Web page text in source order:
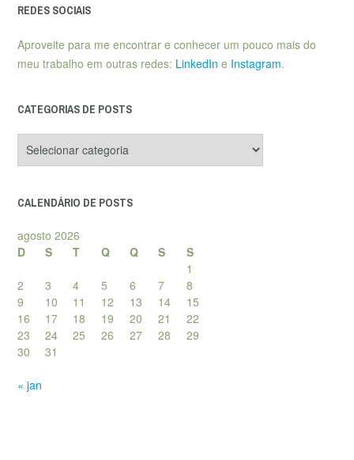
REDES SOCIAIS
Aproveite para me encontrar e conhecer um pouco mais do
meu trabalho em outras redes: LinkedIn e Instagram.
CATEGORIAS DE POSTS
de
CALENDÁRIO DE POSTS
agosto 2026
D
S T Q Q S
S
1
2
3 4 5 6 7
8
9
10 11 12 13 14
15
16
17 18 19 20 21
22
23
24 25 26 27 28
29
30
31
« jan